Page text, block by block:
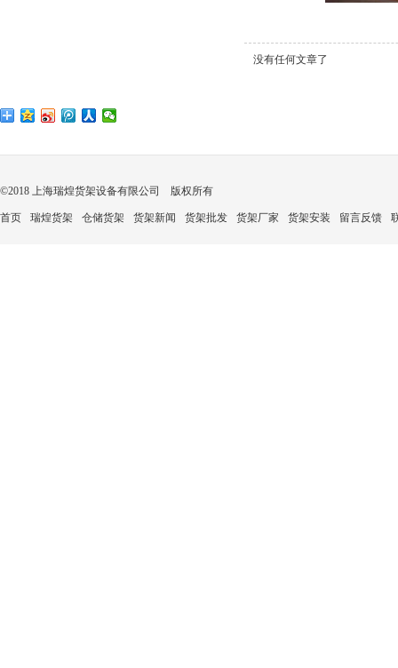
没有任何文章了
©2018 上海瑞煌货架设备有限公司 版权所有
首页 瑞煌货架 仓储货架 货架新闻 货架批发 货架厂家 货架安装 留言反馈